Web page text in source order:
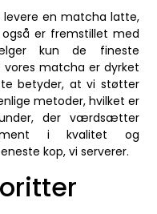
en matcha latte,
er fremstillet med
kun de fineste
vores matcha er dyrket
betyder, at vi støtter
metoder, hvilket er
der værdsætter
i kvalitet og
kop, vi serverer.